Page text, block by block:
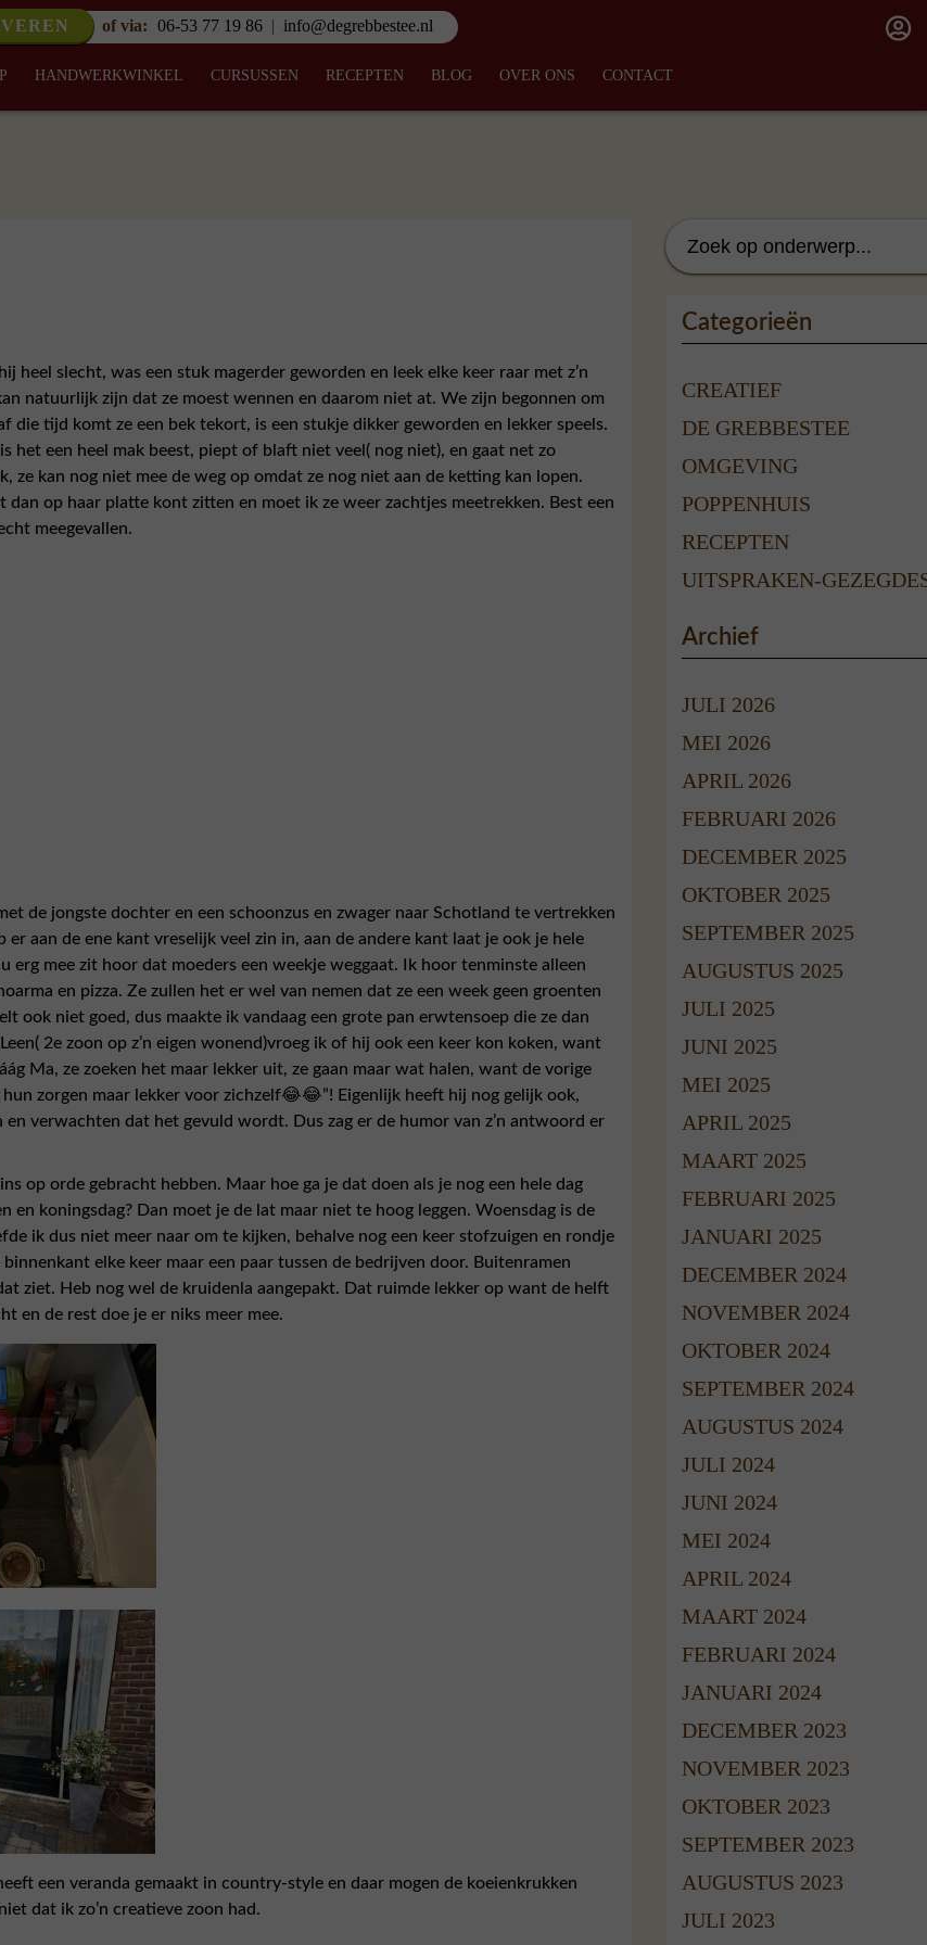
of via: 06-53 77 19 86 | info@degrebbestee.nl
HANDWERKWINKEL CURSUSSEN RECEPTEN BLOG OVER ONS CONTACT
heel slecht, was een stuk magerder geworden en leek elke keer raar met z’n
natuurlijk zijn dat ze moest wennen en daarom niet at. We zijn begonnen om
tijd komt ze een bek tekort, is een stukje dikker geworden en lekker speels.
een heel mak beest, piept of blaft niet veel( nog niet), en gaat net zo
kan nog niet mee de weg op omdat ze nog niet aan de ketting kan lopen.
dan op haar platte kont zitten en moet ik ze weer zachtjes meetrekken. Best een
meegevallen.
de jongste dochter en een schoonzus en zwager naar Schotland te vertrekken
aan de ene kant vreselijk veel zin in, aan de andere kant laat je ook je hele
mee zit hoor dat moeders een weekje weggaat. Ik hoor tenminste alleen
en pizza. Ze zullen het er wel van nemen dat ze een week geen groenten
ook niet goed, dus maakte ik vandaag een grote pan erwtensoep die ze dan
2e zoon op z’n eigen wonend)vroeg ik of hij ook een keer kon koken, want
Ma, ze zoeken het maar lekker uit, ze gaan maar wat halen, want de vorige
zorgen maar lekker voor zichzelf😂😂”! Eigenlijk heeft hij nog gelijk ook,
verwachten dat het gevuld wordt. Dus zag er de humor van z’n antwoord er
op orde gebracht hebben. Maar hoe ga je dat doen als je nog een hele dag
koningsdag? Dan moet je de lat maar niet te hoog leggen. Woensdag is de
ik dus niet meer naar om te kijken, behalve nog een keer stofzuigen en rondje
elke keer maar een paar tussen de bedrijven door. Buitenramen
ziet. Heb nog wel de kruidenla aangepakt. Dat ruimde lekker op want de helft
en de rest doe je er niks meer mee.
een veranda gemaakt in country-style en daar mogen de koeienkrukken
dat ik zo’n creatieve zoon had.
Categorieën
CREATIEF
DE GREBBESTEE
OMGEVING
POPPENHUIS
RECEPTEN
UITSPRAKEN-
Archief
JULI 2026
MEI 2026
APRIL 2026
FEBRUARI 2026
DECEMBER 2025
OKTOBER 2025
SEPTEMBER 2025
AUGUSTUS 2025
JULI 2025
JUNI 2025
MEI 2025
APRIL 2025
MAART 2025
FEBRUARI 2025
JANUARI 2025
DECEMBER 2024
NOVEMBER 2024
OKTOBER 2024
SEPTEMBER 2024
AUGUSTUS 2024
JULI 2024
JUNI 2024
MEI 2024
APRIL 2024
MAART 2024
FEBRUARI 2024
JANUARI 2024
DECEMBER 2023
NOVEMBER 2023
OKTOBER 2023
SEPTEMBER 2023
AUGUSTUS 2023
JULI 2023